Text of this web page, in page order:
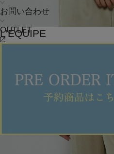
お問い合わせ
OUTLET
L'EQUIPE
カーディガン(かーでぃがん) /